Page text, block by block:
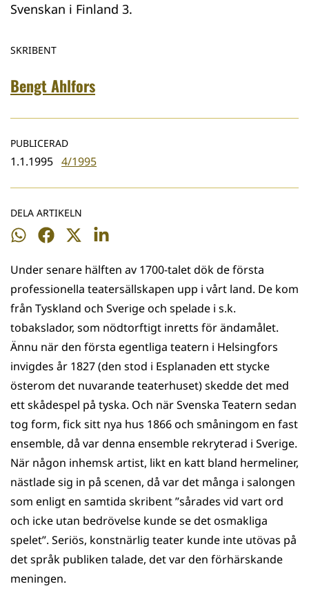
Svenskan i Finland 3.
SKRIBENT
Bengt Ahlfors
PUBLICERAD
1.1.1995 4/1995
DELA ARTIKELN
Dela
WhatsApp
Dela
Facebook
Dela
Twitter
Dela
LinkedIn
Under senare hälften av 1700-talet dök de första
professionella teatersällskapen upp i vårt land. De kom
från Tyskland och Sverige och spelade i s.k.
tobakslador, som nödtorftigt inretts för ändamålet.
Ännu när den första egentliga teatern i Helsingfors
invigdes år 1827 (den stod i Esplanaden ett stycke
österom det nuvarande teaterhuset) skedde det med
ett skådespel på tyska. Och när Svenska Teatern sedan
tog form, fick sitt nya hus 1866 och småningom en fast
ensemble, då var denna ensemble rekryterad i Sverige.
När någon inhemsk artist, likt en katt bland hermeliner,
nästlade sig in på scenen, då var det många i salongen
som enligt en samtida skribent ”sårades vid vart ord
och icke utan bedrövelse kunde se det osmakliga
spelet”. Seriös, konstnärlig teater kunde inte utövas på
det språk publiken talade, det var den förhärskande
meningen.